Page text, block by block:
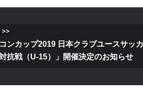
>>
コンカップ2019 日本クラブユースサッカ
抗戦（U-15）」開催決定のお知らせ